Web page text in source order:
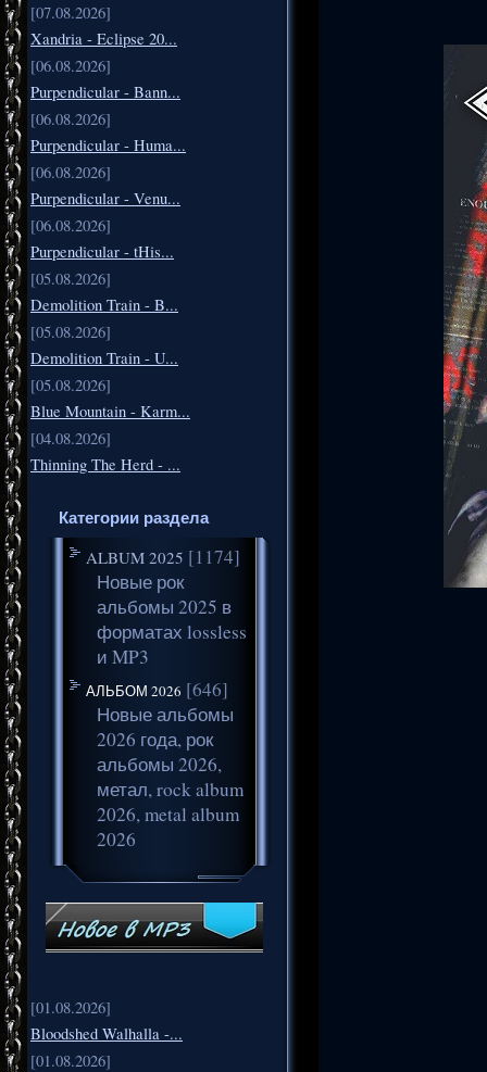
[07.08.2026]
Xandria - Eclipse 20...
[06.08.2026]
Purpendicular - Bann...
[06.08.2026]
Purpendicular - Huma...
[06.08.2026]
Purpendicular - Venu...
[06.08.2026]
Purpendicular - tHis...
[05.08.2026]
Demolition Train - B...
[05.08.2026]
Demolition Train - U...
[05.08.2026]
Blue Mountain - Karm...
[04.08.2026]
Thinning The Herd - ...
Категории раздела
ALBUM 2025 [1174]
Новые рок
альбомы 2025 в
форматах lossless
и MP3
АЛЬБОМ 2026 [646]
Новые альбомы
2026 года, рок
альбомы 2026,
метал, rock album
2026, metal album
2026
[01.08.2026]
Bloodshed Walhalla -...
[01.08.2026]